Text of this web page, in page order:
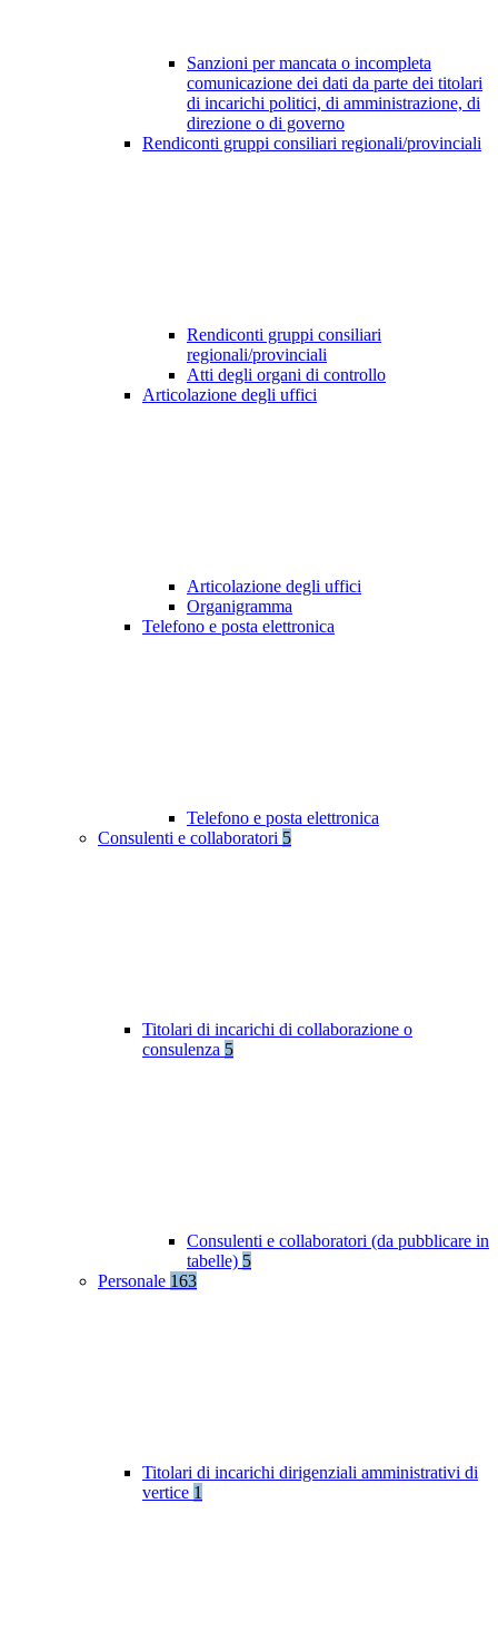
Sanzioni per mancata o incompleta
comunicazione dei dati da parte dei titolari
di incarichi politici, di amministrazione, di
direzione o di governo
Rendiconti gruppi consiliari regionali/provinciali
Rendiconti gruppi consiliari
regionali/provinciali
Atti degli organi di controllo
Articolazione degli uffici
Articolazione degli uffici
Organigramma
Telefono e posta elettronica
Telefono e posta elettronica
Consulenti e collaboratori 5
Titolari di incarichi di collaborazione o
consulenza 5
Consulenti e collaboratori (da pubblicare in
tabelle) 5
Personale 163
Titolari di incarichi dirigenziali amministrativi di
vertice 1